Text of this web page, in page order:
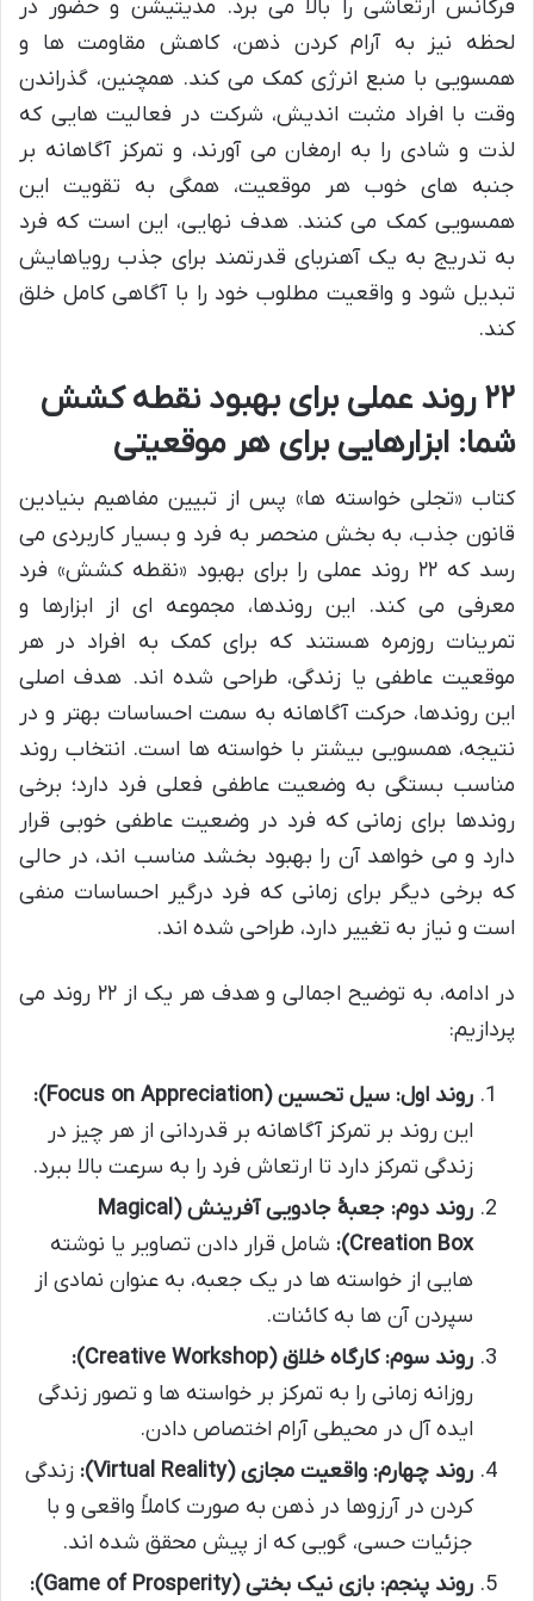
فرکانس ارتعاشی را بالا می برد. مدیتیشن و حضور در
لحظه نیز به آرام کردن ذهن، کاهش مقاومت ها و
همسویی با منبع انرژی کمک می کند. همچنین، گذراندن
وقت با افراد مثبت اندیش، شرکت در فعالیت هایی که
لذت و شادی را به ارمغان می آورند، و تمرکز آگاهانه بر
جنبه های خوب هر موقعیت، همگی به تقویت این
همسویی کمک می کنند. هدف نهایی، این است که فرد
به تدریج به یک آهنربای قدرتمند برای جذب رویاهایش
تبدیل شود و واقعیت مطلوب خود را با آگاهی کامل خلق
کند.
۲۲ روند عملی برای بهبود نقطه کشش
شما: ابزارهایی برای هر موقعیتی
کتاب «تجلی خواسته ها» پس از تبیین مفاهیم بنیادین
قانون جذب، به بخش منحصر به فرد و بسیار کاربردی می
رسد که ۲۲ روند عملی را برای بهبود «نقطه کشش» فرد
معرفی می کند. این روندها، مجموعه ای از ابزارها و
تمرینات روزمره هستند که برای کمک به افراد در هر
موقعیت عاطفی یا زندگی، طراحی شده اند. هدف اصلی
این روندها، حرکت آگاهانه به سمت احساسات بهتر و در
نتیجه، همسویی بیشتر با خواسته ها است. انتخاب روند
مناسب بستگی به وضعیت عاطفی فعلی فرد دارد؛ برخی
روندها برای زمانی که فرد در وضعیت عاطفی خوبی قرار
دارد و می خواهد آن را بهبود بخشد مناسب اند، در حالی
که برخی دیگر برای زمانی که فرد درگیر احساسات منفی
است و نیاز به تغییر دارد، طراحی شده اند.
در ادامه، به توضیح اجمالی و هدف هر یک از ۲۲ روند می
پردازیم:
روند اول: سیل تحسین (Focus on Appreciation):
این روند بر تمرکز آگاهانه بر قدردانی از هر چیز در
زندگی تمرکز دارد تا ارتعاش فرد را به سرعت بالا ببرد.
روند دوم: جعبۀ جادویی آفرینش (Magical
Creation Box):
شامل قرار دادن تصاویر یا نوشته
هایی از خواسته ها در یک جعبه، به عنوان نمادی از
سپردن آن ها به کائنات.
روند سوم: کارگاه خلاق (Creative Workshop):
روزانه زمانی را به تمرکز بر خواسته ها و تصور زندگی
ایده آل در محیطی آرام اختصاص دادن.
روند چهارم: واقعیت مجازی (Virtual Reality):
زندگی
کردن در آرزوها در ذهن به صورت کاملاً واقعی و با
جزئیات حسی، گویی که از پیش محقق شده اند.
روند پنجم: بازی نیک بختی (Game of Prosperity):